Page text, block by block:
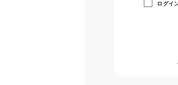
ログイ